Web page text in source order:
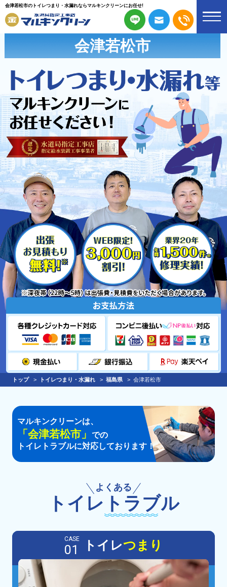
会津若松市のトイレつまり・水漏れならマルキンクリーンにお任せ!
会津若松市
トップ トイレつまり・水漏れ 福島県 会津若松市
マルキンクリーンは、
「会津若松市 」での
トイレトラブルに対応しております！
よくある
トイレ トラブル
CASE
01 トイレつまり